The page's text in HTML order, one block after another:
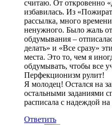
считаю. От откровенно
избавилась. Из
рассылка, много
ненужного. Было жаль
обдумывания –
делать» и «Все сразу»
места. Это то, чем я
обдумывать, чтобы все
Перфекционизм рулит!
Я молодец! Остался на
остальными заданиями
расписала с надеждой
Ответить